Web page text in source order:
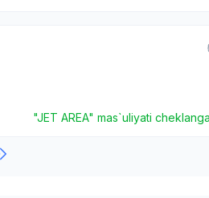
"JET AREA" mas`uliyati